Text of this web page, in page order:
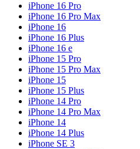
iPhone 16 Pro
iPhone 16 Pro Max
iPhone 16
iPhone 16 Plus
iPhone 16 e
iPhone 15 Pro
iPhone 15 Pro Max
iPhone 15
iPhone 15 Plus
iPhone 14 Pro
iPhone 14 Pro Max
iPhone 14
iPhone 14 Plus
iPhone SE 3